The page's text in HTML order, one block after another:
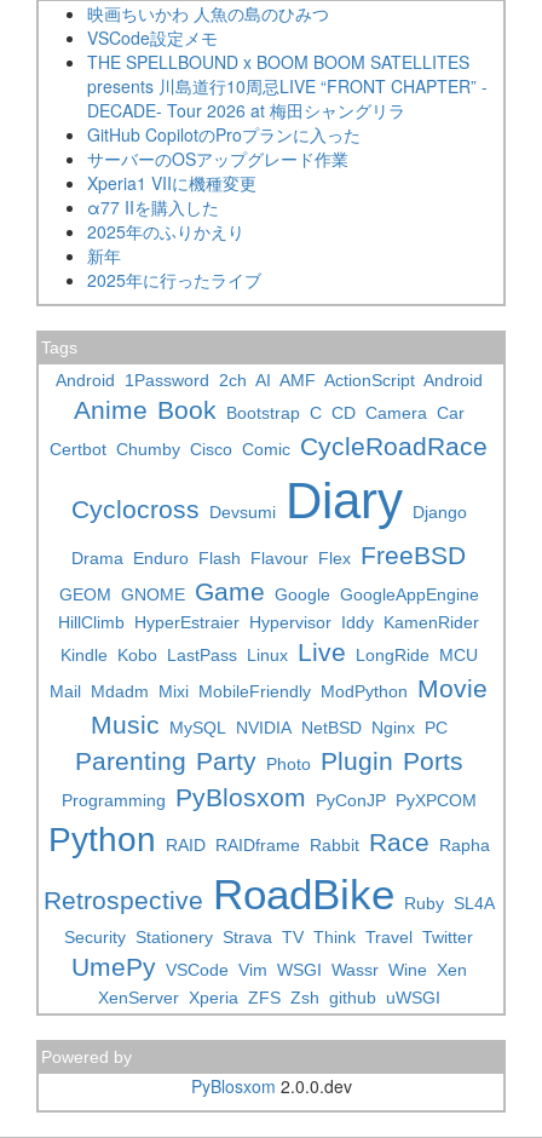
映画ちいかわ 人魚の島のひみつ
VSCode設定メモ
THE SPELLBOUND x BOOM BOOM SATELLITES
presents 川島道行10周忌LIVE “FRONT CHAPTER” -
DECADE- Tour 2026 at 梅田シャングリラ
GitHub CopilotのProプランに入った
サーバーのOSアップグレード作業
Xperia1 VIIに機種変更
α77 IIを購入した
2025年のふりかえり
新年
2025年に行ったライブ
Tags
Android
1Password 2ch AI AMF ActionScript Android
Anime Book Bootstrap C CD Camera Car
Certbot Chumby Cisco Comic CycleRoadRace
Cyclocross Devsumi Diary Django
Drama Enduro Flash Flavour Flex FreeBSD
GEOM GNOME Game Google GoogleAppEngine
HillClimb HyperEstraier Hypervisor Iddy KamenRider
Kindle Kobo LastPass Linux Live LongRide MCU
Mail Mdadm Mixi MobileFriendly ModPython
Movie
Music
MySQL NVIDIA NetBSD Nginx PC
Parenting Party Photo Plugin Ports
Programming PyBlosxom PyConJP PyXPCOM
Python RAID RAIDframe Rabbit Race Rapha
Retrospective RoadBike Ruby SL4A
Security Stationery Strava TV Think Travel Twitter
UmePy VSCode Vim WSGI Wassr Wine Xen
XenServer Xperia ZFS Zsh github uWSGI
Powered by
PyBlosxom 2.0.0.dev